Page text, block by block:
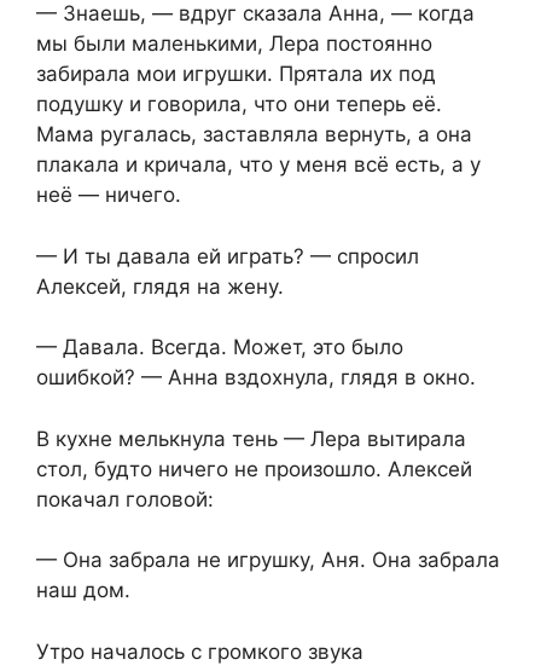
— Знаешь, — вдруг сказала Анна, — когда
мы были маленькими, Лера постоянно
забирала мои игрушки. Прятала их под
подушку и говорила, что они теперь её.
Мама ругалась, заставляла вернуть, а она
плакала и кричала, что у меня всё есть, а у
неё — ничего.
— И ты давала ей играть? — спросил
Алексей, глядя на жену.
— Давала. Всегда. Может, это было
ошибкой? — Анна вздохнула, глядя в окно.
В кухне мелькнула тень — Лера вытирала
стол, будто ничего не произошло. Алексей
покачал головой:
— Она забрала не игрушку, Аня. Она забрала
наш дом.
Утро началось с громкого звука